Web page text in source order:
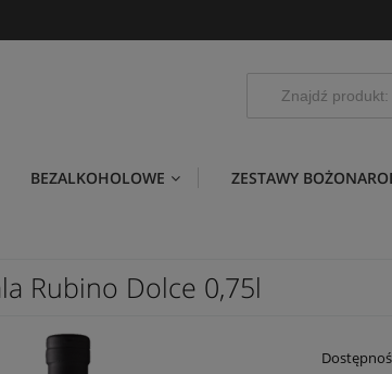
BEZALKOHOLOWE ZESTAWY
Rubino Dolce 0,75l